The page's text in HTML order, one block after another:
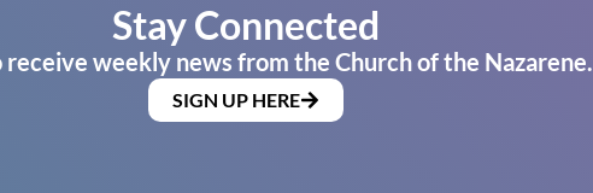
Stay Connected
receive weekly news from the Church of the Nazarene.
SIGN UP HERE